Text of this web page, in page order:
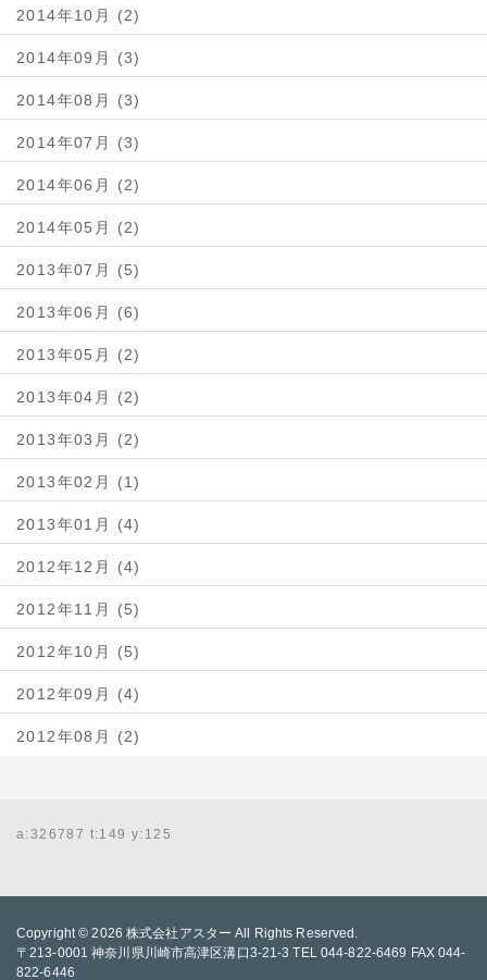
2014年10月 (2)
2014年09月 (3)
2014年08月 (3)
2014年07月 (3)
2014年06月 (2)
2014年05月 (2)
2013年07月 (5)
2013年06月 (6)
2013年05月 (2)
2013年04月 (2)
2013年03月 (2)
2013年02月 (1)
2013年01月 (4)
2012年12月 (4)
2012年11月 (5)
2012年10月 (5)
2012年09月 (4)
2012年08月 (2)
a:326787 t:149 y:125
Copyright © 2026株式会社アスター All Rights Reserved.
〒213-0001 神奈川県川崎市高津区溝口3-21-3 TEL 044-822-6469 FAX 044-
822-6446